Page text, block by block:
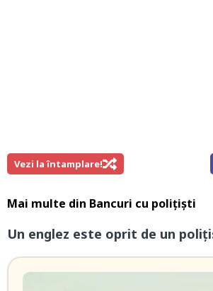
Vezi la întamplare!
Mai multe din Bancuri cu polițiști
Un englez este oprit de un